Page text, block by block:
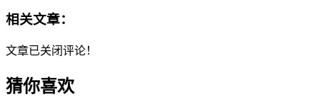
相关文章：
文章已关闭评论！
猜你喜欢